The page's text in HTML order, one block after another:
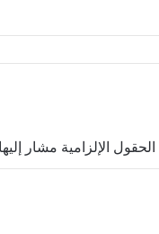
الحقول الإلزامية مشار